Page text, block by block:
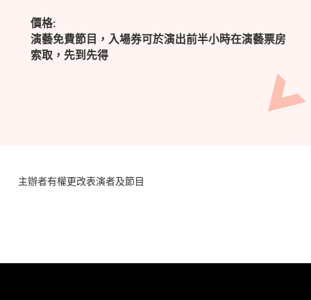
價格:
演藝免費節目，入場券可於演出前半小時在演藝票房
索取，先到先得
主辦者有權更改表演者及節目